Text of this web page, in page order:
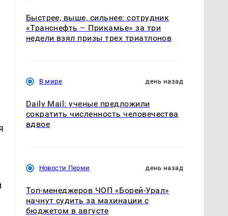
Быстрее, выше, сильнее: сотрудник
«Транснефть – Прикамье» за три
недели взял призы трех триатлонов
В мире день назад
Daily Mail: ученые предложили
сократить численность человечества
вдвое
Новости Перми день назад
Топ-менеджеров ЧОП «Борей-Урал»
начнут судить за махинации с
бюджетом в августе